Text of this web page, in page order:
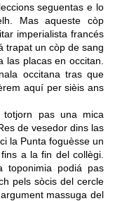
seguentas e lo
Mas aqueste còp
imperialista francés
trapat un còp de sang
placas en occitan.
occitana tras que
aquí per sièis ans
pas una mica
de vesedor dins las
la Punta foguèsse un
a la fin del collègi.
toponimia podiá pas
pels sòcis del cercle
massuga del